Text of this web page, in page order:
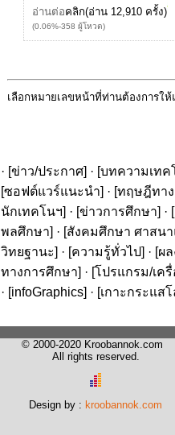
อ่านต่อคลิก(อ่าน 12,910 ครั้ง)
(0.06%-358 ผู้โหวต)
เลือกหมายเลขหน้าที่ท่านต้องการใ
· [ข่าว/ประกาศ] · [บทความเทค
[ซอฟต์แวร์แนะนำ] · [ทฤษฎีทา
นักเทคโนฯ] · [ข่าวการศึกษา] · [
พลศึกษา] · [สังคมศึกษา ศาสน
วิทยฐานะ] · [ความรู้ทั่วไป] · [ผล
ทางการศึกษา] · [โปรแกรม/เค
· [infoGraphics] · [เกาะกระแส
© 2000-2020 Kroobannok.com
All rights reserved.
Design by : kroobannok.com